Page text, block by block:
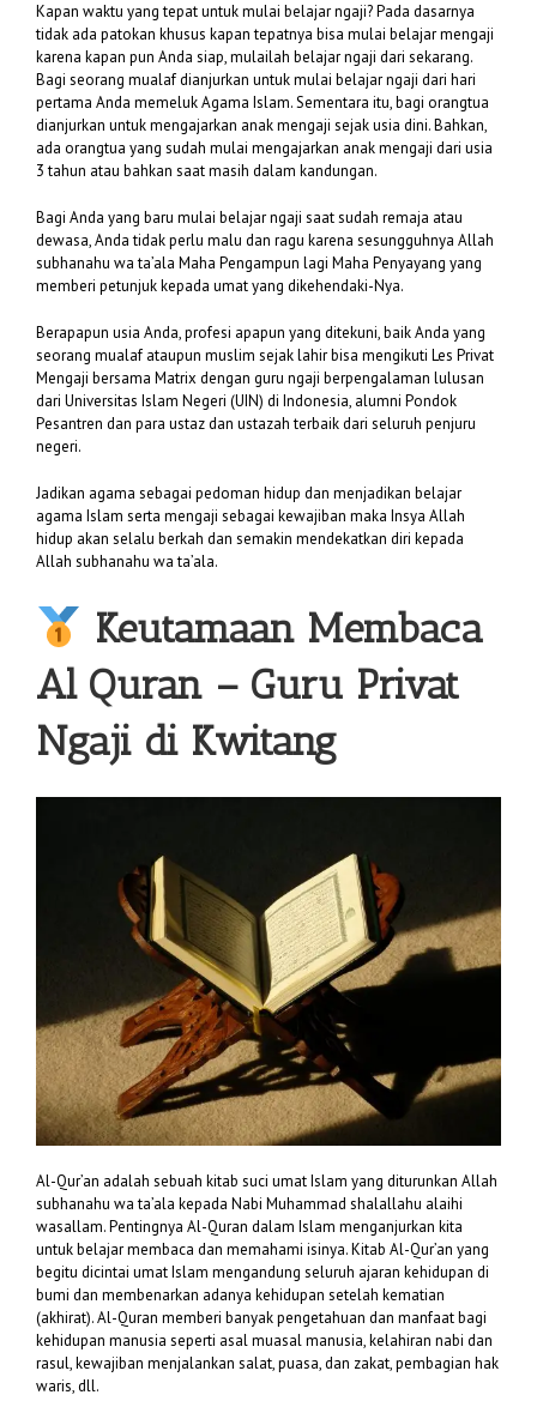
Kapan waktu yang tepat untuk mulai belajar ngaji? Pada dasarnya
tidak ada patokan khusus kapan tepatnya bisa mulai belajar mengaji
karena kapan pun Anda siap, mulailah belajar ngaji dari sekarang.
Bagi seorang mualaf dianjurkan untuk mulai belajar ngaji dari hari
pertama Anda memeluk Agama Islam. Sementara itu, bagi orangtua
dianjurkan untuk mengajarkan anak mengaji sejak usia dini. Bahkan,
ada orangtua yang sudah mulai mengajarkan anak mengaji dari usia
3 tahun atau bahkan saat masih dalam kandungan.
Bagi Anda yang baru mulai belajar ngaji saat sudah remaja atau
dewasa, Anda tidak perlu malu dan ragu karena sesungguhnya Allah
subhanahu wa ta’ala Maha Pengampun lagi Maha Penyayang yang
memberi petunjuk kepada umat yang dikehendaki-Nya.
Berapapun usia Anda, profesi apapun yang ditekuni, baik Anda yang
seorang mualaf ataupun muslim sejak lahir bisa mengikuti Les Privat
Mengaji bersama Matrix dengan guru ngaji berpengalaman lulusan
dari Universitas Islam Negeri (UIN) di Indonesia, alumni Pondok
Pesantren dan para ustaz dan ustazah terbaik dari seluruh penjuru
negeri.
Jadikan agama sebagai pedoman hidup dan menjadikan belajar
agama Islam serta mengaji sebagai kewajiban maka Insya Allah
hidup akan selalu berkah dan semakin mendekatkan diri kepada
Allah subhanahu wa ta’ala.
Keutamaan Membaca
Al Quran – Guru Privat
Ngaji di Kwitang
Al-Qur’an adalah sebuah kitab suci umat Islam yang diturunkan Allah
subhanahu wa ta’ala kepada Nabi Muhammad shalallahu alaihi
wasallam. Pentingnya Al-Quran dalam Islam menganjurkan kita
untuk belajar membaca dan memahami isinya. Kitab Al-Qur’an yang
begitu dicintai umat Islam mengandung seluruh ajaran kehidupan di
bumi dan membenarkan adanya kehidupan setelah kematian
(akhirat). Al-Quran memberi banyak pengetahuan dan manfaat bagi
kehidupan manusia seperti asal muasal manusia, kelahiran nabi dan
rasul, kewajiban menjalankan salat, puasa, dan zakat, pembagian hak
waris, dll.